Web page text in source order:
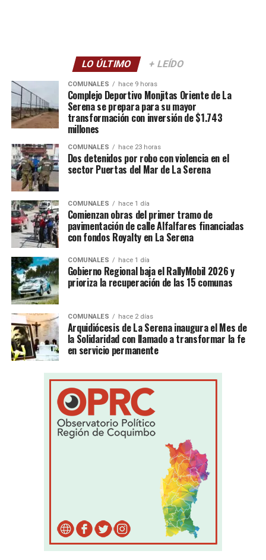
LO ÚLTIMO + LEÍDO
COMUNALES hace 9 horas
Complejo Deportivo Monjitas Oriente de La
Serena se prepara para su mayor
transformación con inversión de $1.743
millones
COMUNALES hace 23 horas
Dos detenidos por robo con violencia en el
sector Puertas del Mar de La Serena
COMUNALES hace 1 día
Comienzan obras del primer tramo de
pavimentación de calle Alfalfares financiadas
con fondos Royalty en La Serena
COMUNALES hace 1 día
Gobierno Regional baja el RallyMobil 2026 y
prioriza la recuperación de las 15 comunas
COMUNALES hace 2 días
Arquidiócesis de La Serena inaugura el Mes de
la Solidaridad con llamado a transformar la fe
en servicio permanente